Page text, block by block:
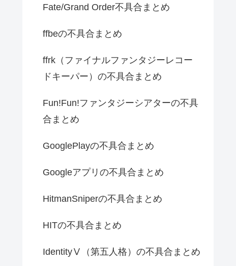
Fate/Grand Order不具合まとめ
ffbeの不具合まとめ
ffrk（ファイナルファンタジーレコー
ドキーパー）の不具合まとめ
Fun!Fun!ファンタジーシアターの不具
合まとめ
GooglePlayの不具合まとめ
Googleアプリの不具合まとめ
HitmanSniperの不具合まとめ
HITの不具合まとめ
IdentityⅤ（第五人格）の不具合まとめ